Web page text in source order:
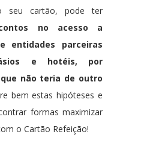
seu cartão, pode ter
no acesso a
entidades parceiras
e hotéis, por
não teria de outro
bem estas hipóteses e
formas maximizar
o Cartão Refeição!